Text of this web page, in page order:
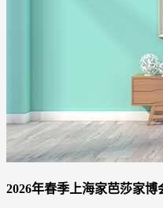
2026年春季上海家芭莎家博